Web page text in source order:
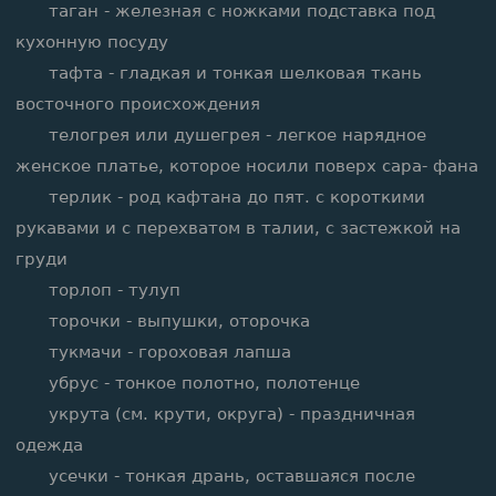
таган - железная с ножками подставка под
кухонную посуду
тафта - гладкая и тонкая шелковая ткань
восточного происхождения
телогрея или душегрея - легкое нарядное
женское платье, которое носили поверх сара- фана
терлик - род кафтана до пят. с короткими
рукавами и с перехватом в талии, с застежкой на
груди
торлоп - тулуп
торочки - выпушки, оторочка
тукмачи - гороховая лапша
убрус - тонкое полотно, полотенце
укрута (см. крути, округа) - праздничная
одежда
усечки - тонкая дрань, оставшаяся после